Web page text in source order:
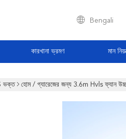
Bengali
কারখানা ভ্রমণ মান
ভক্ত হোম / গ্যারেজের জন্য 3.6m Hvls ফ্যান